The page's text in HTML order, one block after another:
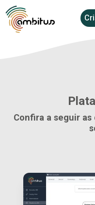
Confira a seguir